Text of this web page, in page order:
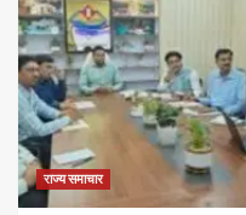
राज्य समाचार